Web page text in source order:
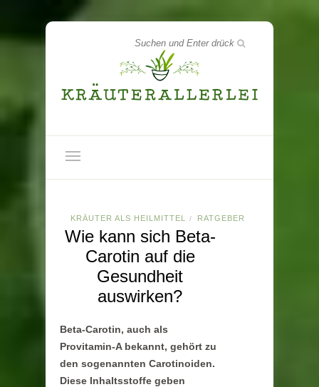
KRÄUTER ALS HEILMITTEL / RATGEBER
Wie kann sich Beta-
Carotin auf die
Gesundheit
auswirken?
Beta-Carotin, auch als
Provitamin-A bekannt, gehört zu
den sogenannten Carotinoiden.
Diese Inhaltsstoffe geben